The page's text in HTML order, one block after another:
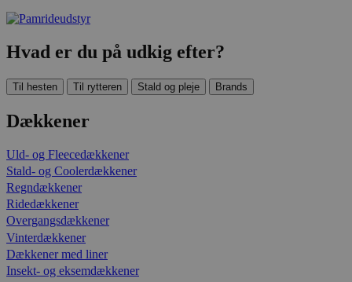
Hvad er du på udkig efter?
Til hesten Til rytteren Stald og pleje Brands
Dækkener
Uld- og Fleecedækkener
Stald- og Coolerdækkener
Regndækkener
Ridedækkener
Overgangsdækkener
Vinterdækkener
Dækkener med liner
Insekt- og eksemdækkener